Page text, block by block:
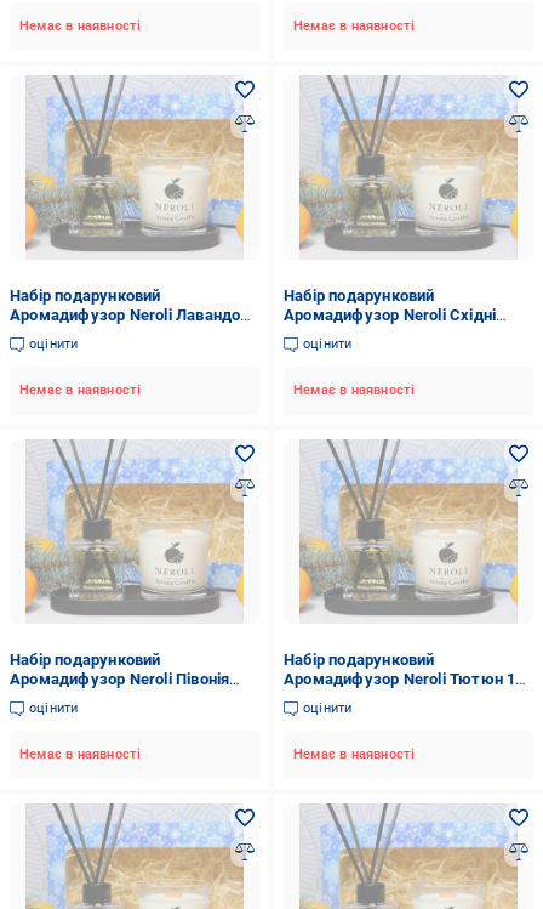
Немає в наявності Немає в наявності
Набір подарунковий
Аромадифузор Neroli Лавандове
Поле 100 мл/соєва аромасвічка
Бібліотека 200 мл/підставка
оцінити
Немає в наявності
Набір подарунковий
Аромадифузор Neroli Східні
Спеції 100 мл/соєва
аромасвічка Бібліотека 200 мл/
оцінити
Немає в наявності
Набір подарунковий
Аромадифузор Neroli Півонія
100 мл/соєва аромасвічка
Бібліотека 200 мл/підставка
оцінити
Немає в наявності
Набір подарунковий
Аромадифузор Neroli Тютюн 100
мл/соєва аромасвічка
Бібліотека 200 мл/підставка
оцінити
Немає в наявності